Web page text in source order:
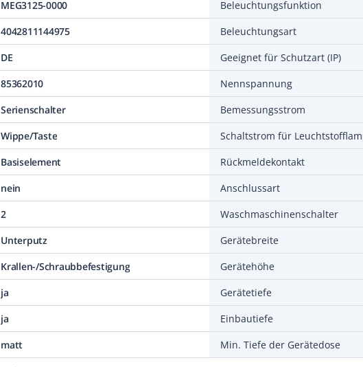
MEG3125-0000
4042811144975
DE
85362010
Serienschalter
Wippe/Taste
Basiselement
nein
2
Unterputz
Krallen-/Schraubbefestigung
ja
ja
matt
Beleuchtungsfunktion
Beleuchtungsart
Geeignet für Schutzart (IP)
Nennspannung
Bemessungsstrom
Schaltstrom für
Rückmeldekontakt
Anschlussart
Waschmaschinenschalter
Gerätebreite
Gerätehöhe
Gerätetiefe
Einbautiefe
Min. Tiefe der Gerätedose